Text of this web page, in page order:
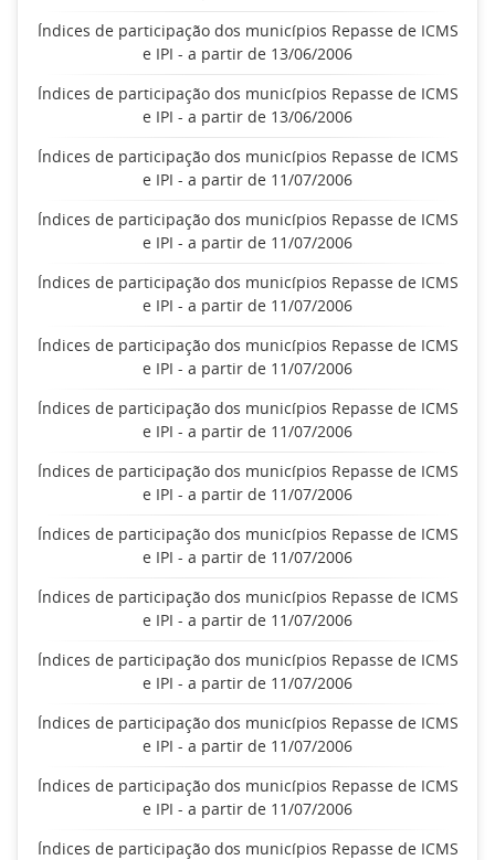
Índices de participação dos municípios Repasse de ICMS
e IPI - a partir de 13/06/2006
Índices de participação dos municípios Repasse de ICMS
e IPI - a partir de 13/06/2006
Índices de participação dos municípios Repasse de ICMS
e IPI - a partir de 11/07/2006
Índices de participação dos municípios Repasse de ICMS
e IPI - a partir de 11/07/2006
Índices de participação dos municípios Repasse de ICMS
e IPI - a partir de 11/07/2006
Índices de participação dos municípios Repasse de ICMS
e IPI - a partir de 11/07/2006
Índices de participação dos municípios Repasse de ICMS
e IPI - a partir de 11/07/2006
Índices de participação dos municípios Repasse de ICMS
e IPI - a partir de 11/07/2006
Índices de participação dos municípios Repasse de ICMS
e IPI - a partir de 11/07/2006
Índices de participação dos municípios Repasse de ICMS
e IPI - a partir de 11/07/2006
Índices de participação dos municípios Repasse de ICMS
e IPI - a partir de 11/07/2006
Índices de participação dos municípios Repasse de ICMS
e IPI - a partir de 11/07/2006
Índices de participação dos municípios Repasse de ICMS
e IPI - a partir de 11/07/2006
Índices de participação dos municípios Repasse de ICMS